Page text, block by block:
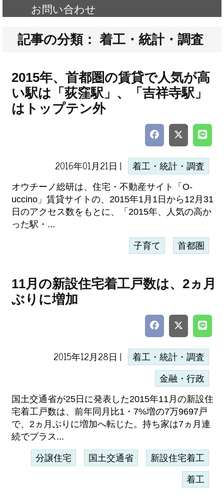
お問い合わせ
記事の分類： 着工・統計・調査
2015年、首都圏の賃貸で人気が高
い駅は「荻窪駅」、「吉祥寺駅」
はトップテン外
2016年01月21日 | 着工・統計・調査
オウチーノ総研は、住宅・不動産サイト「O-
uccino」賃貸サイトの、2015年1月1日から12月31
日のアクセス数をもとに、「2015年、人気の高か
った駅・...
子育て 首都圏
11月の新設住宅着工戸数は、2ヵ月
ぶりに増加
2015年12月28日 | 着工・統計・調査
金融・行政
国土交通省が25日に発表した2015年11月の新設住
宅着工戸数は、前年同月比1・7%増の7万9697戸
で、2ヵ月ぶりに増加へ転じた。持ち家は7ヵ月連
続でプラス...
分譲住宅 国土交通省 新設住宅着工
着工